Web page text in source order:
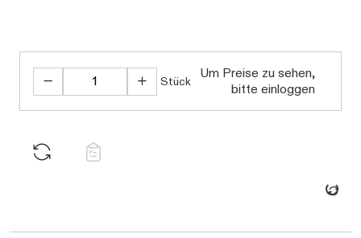
Stück
Um Preise zu sehen,
bitte einloggen